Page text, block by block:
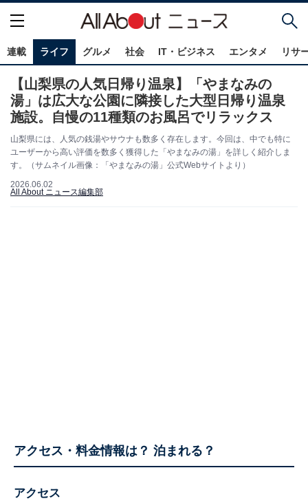
連載 ライフ グルメ 社会 IT・ビジネス エンタメ リサ
【山梨県の人気日帰り温泉】「やまなみの
湯」は広大な公園に隣接した大型日帰り温泉
施設。自慢の11種類のお風呂でリラックス
山梨県には、人気の銭湯やサウナも数多く存在します。今回は、中でも特に
ユーザーから高い評価を数多く獲得した「やまなみの湯」を詳しく紹介しま
す。（サムネイル画像：「やまなみの湯」公式Webサイトより）
2026.06.02
All About ニュース編集部
アクセス・料金情報は？ 泊まれる？
アクセス